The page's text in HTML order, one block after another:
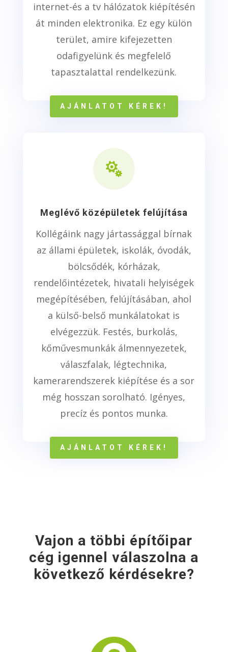
internet-és a tv hálózatok kiépítésén
át minden elektronika. Ez egy külön
terület, amire kifejezetten
odafigyelünk és megfelelő
tapasztalattal rendelkezünk.
AJÁNLATOT KÉREK!

Meglévő középületek felújítása
Kollégáink nagy jártassággal bírnak
az állami épületek, iskolák, óvodák,
bölcsődék, kórházak,
rendelőintézetek, hivatali helyiségek
megépítésében, felújításában, ahol
a külső-belső munkálatokat is
elvégezzük. Festés, burkolás,
kőművesmunkák álmennyezetek,
válaszfalak, légtechnika,
kamerarendszerek kiépítése és a sor
még hosszan sorolható. Igényes,
precíz és pontos munka.
AJÁNLATOT KÉREK!
Vajon a többi építőipar
cég igennel válaszolna a
következő kérdésekre?